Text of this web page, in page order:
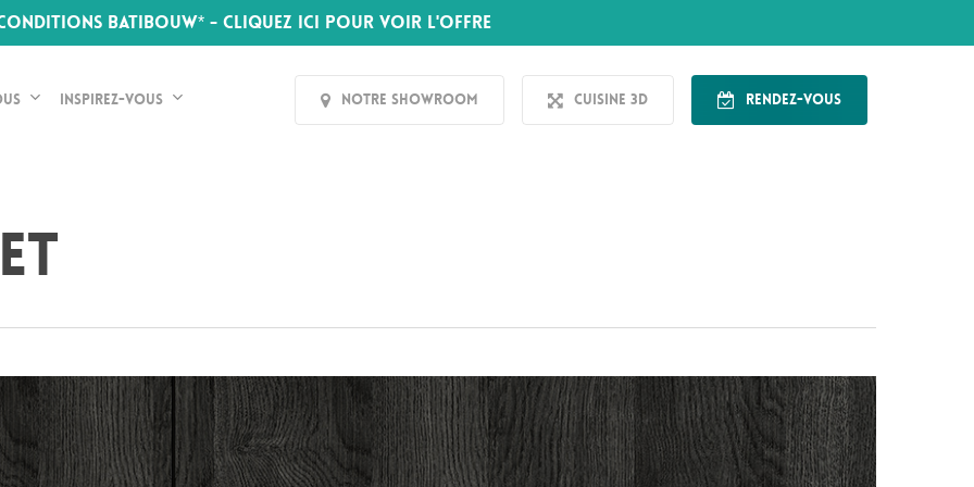
BATIBOUW* - CLIQUEZ ICI POUR VOIR L'OFFRE
Inspirez-vous Notre Showroom Cuisine 3D Rendez-vous